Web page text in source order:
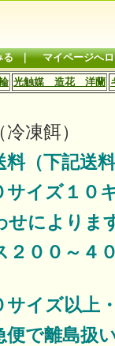
る｜ マイページへ
光触媒 造花 洋蘭
凍餌）
料（下記送
サイズ１０
せによりま
２００～４
サイズ以上
便で離島扱